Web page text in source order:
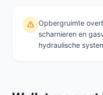
Opbergruimte
scharnieren en
hydraulische